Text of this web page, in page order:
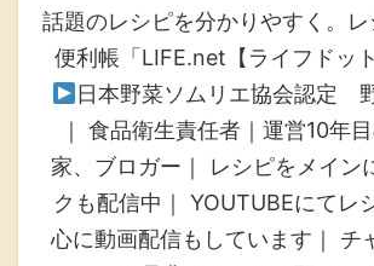
話題のレシピを分かりやすく。
便利帳「LIFE.net【ライフドッ
日本野菜ソムリエ協会認定
｜ 食品衛生責任者｜運営10年
家、ブロガー｜ レシピをメイン
クも配信中｜ YOUTUBEにてレ
心に動画配信もしています｜ チ